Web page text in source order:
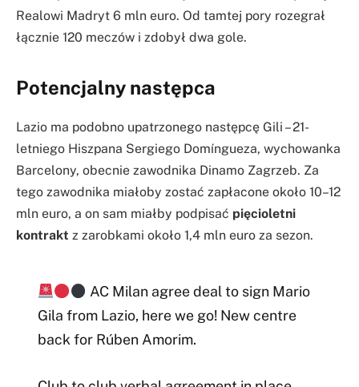
Realowi Madryt 6 mln euro. Od tamtej pory rozegrał
łącznie 120 meczów i zdobył dwa gole.
Potencjalny następca
Lazio ma podobno upatrzonego następcę Gili – 21-
letniego Hiszpana Sergiego Domíngueza, wychowanka
Barcelony, obecnie zawodnika Dinamo Zagrzeb. Za
tego zawodnika miałoby zostać zapłacone około 10–12
mln euro, a on sam miałby podpisać pięcioletni
kontrakt z zarobkami około 1,4 mln euro za sezon.
AC Milan agree deal to sign Mario
Gila from Lazio, here we go! New centre
back for Rúben Amorim.